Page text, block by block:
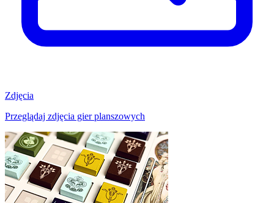
Zdjęcia
Przeglądaj zdjęcia gier planszowych